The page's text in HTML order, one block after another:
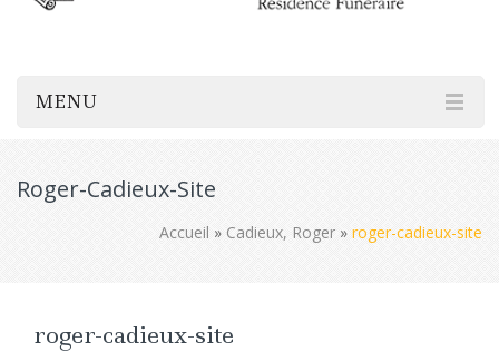
MENU
Roger-Cadieux-Site
Accueil » Cadieux, Roger » roger-cadieux-site
roger-cadieux-site